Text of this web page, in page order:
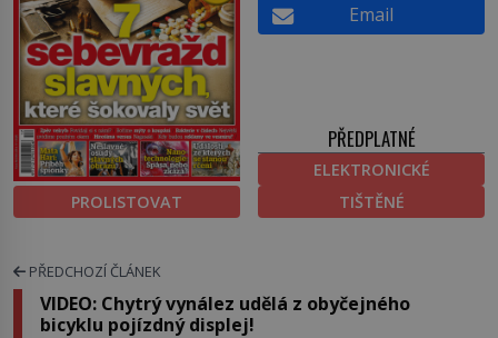
PROLISTOVAT
Email
PŘEDPLATNÉ
ELEKTRONICKÉ
TIŠTĚNÉ
PŘEDCHOZÍ ČLÁNEK
VIDEO: Chytrý vynález udělá z obyčejného
bicyklu pojízdný displej!